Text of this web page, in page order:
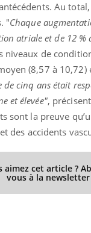
Au
"Chaque
atriale et de 12 %
niveaux de
(8,57 à
de cinq ans était
et élevée",
sont la preuve
des accidents
aimez cet article ?
vous à la newsletter
sur le diabète
diabète, c'est votre
culinaire qui
reçues ! Dans cet